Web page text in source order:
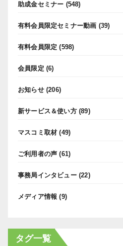
助成金セミナー (548)
有料会員限定セミナー動画 (39)
有料会員限定 (598)
会員限定 (6)
お知らせ(206)
新サービス＆使い方(89)
マスコミ取材 (49)
ご利用者の声 (61)
事務局インタビュー(22)
メディア情報 (9)
タグ一覧